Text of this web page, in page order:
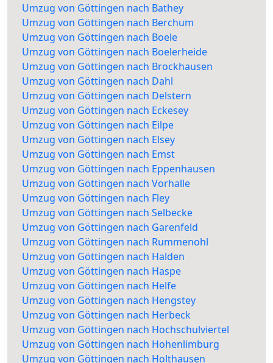
Umzug von Göttingen nach Bathey
Umzug von Göttingen nach Berchum
Umzug von Göttingen nach Boele
Umzug von Göttingen nach Boelerheide
Umzug von Göttingen nach Brockhausen
Umzug von Göttingen nach Dahl
Umzug von Göttingen nach Delstern
Umzug von Göttingen nach Eckesey
Umzug von Göttingen nach Eilpe
Umzug von Göttingen nach Elsey
Umzug von Göttingen nach Emst
Umzug von Göttingen nach Eppenhausen
Umzug von Göttingen nach Vorhalle
Umzug von Göttingen nach Fley
Umzug von Göttingen nach Selbecke
Umzug von Göttingen nach Garenfeld
Umzug von Göttingen nach Rummenohl
Umzug von Göttingen nach Halden
Umzug von Göttingen nach Haspe
Umzug von Göttingen nach Helfe
Umzug von Göttingen nach Hengstey
Umzug von Göttingen nach Herbeck
Umzug von Göttingen nach Hochschulviertel
Umzug von Göttingen nach Hohenlimburg
Umzug von Göttingen nach Holthausen